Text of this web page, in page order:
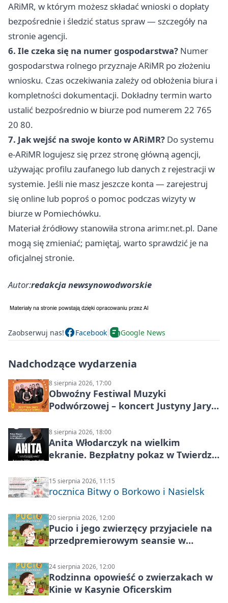
ARiMR, w którym możesz składać wnioski o dopłaty
bezpośrednie i śledzić status spraw — szczegóły na
stronie agencji.
6. Ile czeka się na numer gospodarstwa? Numer
gospodarstwa rolnego przyznaje ARiMR po złożeniu
wniosku. Czas oczekiwania zależy od obłożenia biura i
kompletności dokumentacji. Dokładny termin warto
ustalić bezpośrednio w biurze pod numerem 22 765
20 80.
7. Jak wejść na swoje konto w ARiMR? Do systemu
e-ARiMR logujesz się przez stronę główną agencji,
używając profilu zaufanego lub danych z rejestracji w
systemie. Jeśli nie masz jeszcze konta — zarejestruj
się online lub poproś o pomoc podczas wizyty w
biurze w Pomiechówku.
Materiał źródłowy stanowiła strona arimr.net.pl. Dane
mogą się zmieniać; pamiętaj, warto sprawdzić je na
oficjalnej stronie.
Autor:redakcja newsynowodworskie
Zaobserwuj nas! Facebook Google News
Nadchodzące wydarzenia
8 sierpnia 2026, 17:00
Obwoźny Festiwal Muzyki
Podwórzowej – koncert Justyny Jary i
8 sierpnia 2026, 18:00
Anita Włodarczyk na wielkim
ekranie. Bezpłatny pokaz w Twierdzy
15 sierpnia 2026, 11:15
rocznica Bitwy o Borkowo i Nasielsk
20 sierpnia 2026, 12:00
Pucio i jego zwierzęcy przyjaciele na
przedpremierowym seansie w
24 sierpnia 2026, 12:00
Rodzinna opowieść o zwierzakach w
Kinie w Kasynie Oficerskim